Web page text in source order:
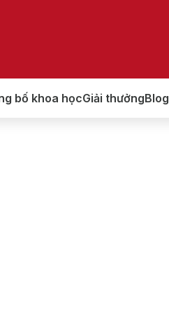
bố khoa họcGiải thưởngBlog